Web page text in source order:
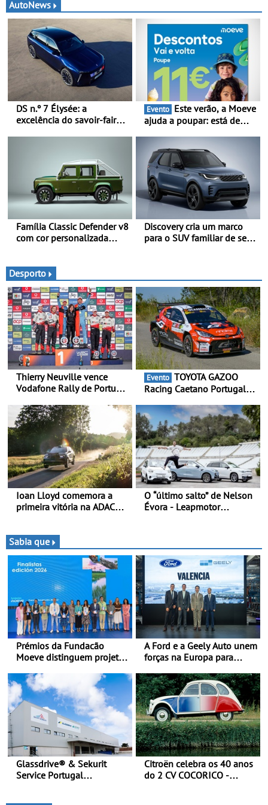
AutoNews
DS n.º 7 Élysée: a
excelência do savoir-faire
Evento
ajuda a poupar: está de
Volta” com descontos de
até 11€
Família Classic Defender v8
com cor personalizada
Discovery cria um marco
para o SUV familiar de sete
distintas
Desporto
Thierry Neuville vence
Vodafone Rally de Portugal
especial tira triunfo a Ogier
Evento
Racing Caetano Portugal
Rali da Madeira, com Pedro
Almeida e Kris Meeke
Ioan Lloyd comemora a
primeira vitória na ADAC
mulher a subir ao pódio na
Rally Cup
O “último salto” de Nelson
Évora - Leapmotor
Sabia que
Prémios da Fundacão
Moeve distinguem projeto
promoção de uma
transição ecológica justa
A Ford e a Geely Auto unem
forças na Europa para
multienergia de última
geração em Espanha
Glassdrive® & Sekurit
Service Portugal
Citroën celebra os 40 anos
do 2 CV COCORICO -